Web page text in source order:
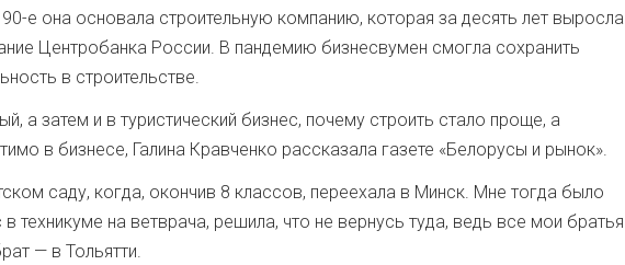
­е она основала строительную компанию, которая за десять лет выросла
Центробанка России. В пандемию бизнесвумен смогла сохранить
в строительстве.
а затем и в туристический бизнес, почему строить стало проще, а
в бизнесе, Галина Кравченко рассказала газете «Белорусы и рынок».
саду, когда, окончив 8 классов, переехала в Минск. Мне тогда было
техникуме на ветврача, решила, что не вернусь туда, ведь все мои братья
— в Тольятти.